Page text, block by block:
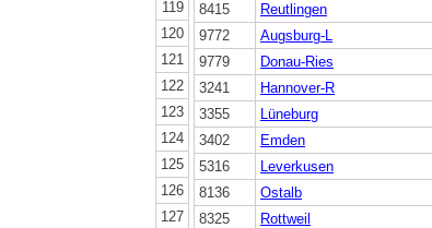
119
120
121
122
123
124
125
126
127
8415 Reutlingen
9772
Augsburg-L
9779
Donau-Ries
3241
Hannover-R
3355
Lüneburg
3402
Emden
5316
Leverkusen
8136
Ostalb
8325
Rottweil